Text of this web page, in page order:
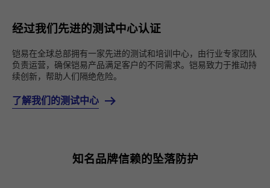
经过我们先进的测试中心认证
铠易在全球总部拥有一家先进的测试和培训中心，由行业专家团队
负责运营，确保铠易产品满足客户的不同需求。铠易致力于推动持
续创新，帮助人们隔绝危险。
了解我们的测试中心
知名品牌信赖的坠落防护